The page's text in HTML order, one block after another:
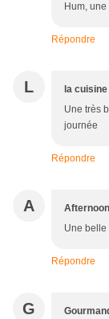
Hum,
Répondre
L la
Une très
journée
Répondre
A
Une belle
Répondre
G